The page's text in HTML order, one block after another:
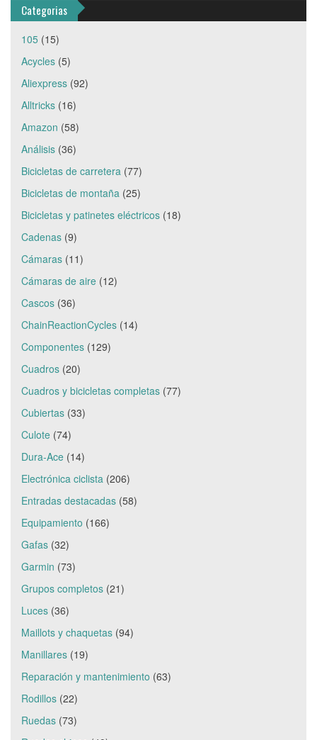
Categorias
105 (15)
Acycles (5)
Aliexpress (92)
Alltricks (16)
Amazon (58)
Análisis (36)
Bicicletas de carretera (77)
Bicicletas de montaña (25)
Bicicletas y patinetes eléctricos (18)
Cadenas (9)
Cámaras (11)
Cámaras de aire (12)
Cascos (36)
ChainReactionCycles (14)
Componentes (129)
Cuadros (20)
Cuadros y bicicletas completas (77)
Cubiertas (33)
Culote (74)
Dura-Ace (14)
Electrónica ciclista (206)
Entradas destacadas (58)
Equipamiento (166)
Gafas (32)
Garmin (73)
Grupos completos (21)
Luces (36)
Maillots y chaquetas (94)
Manillares (19)
Reparación y mantenimiento (63)
Rodillos (22)
Ruedas (73)